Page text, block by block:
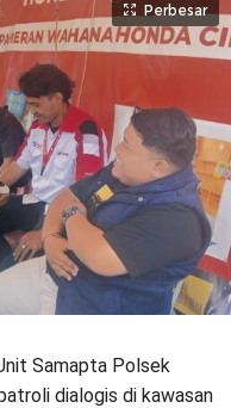
Perbesar
Samapta Polsek
dialogis di kawasan